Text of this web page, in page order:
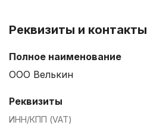
Реквизиты и контакты
Полное наименование
ООО Велькин
Реквизиты
ИНН/КПП (VAT)